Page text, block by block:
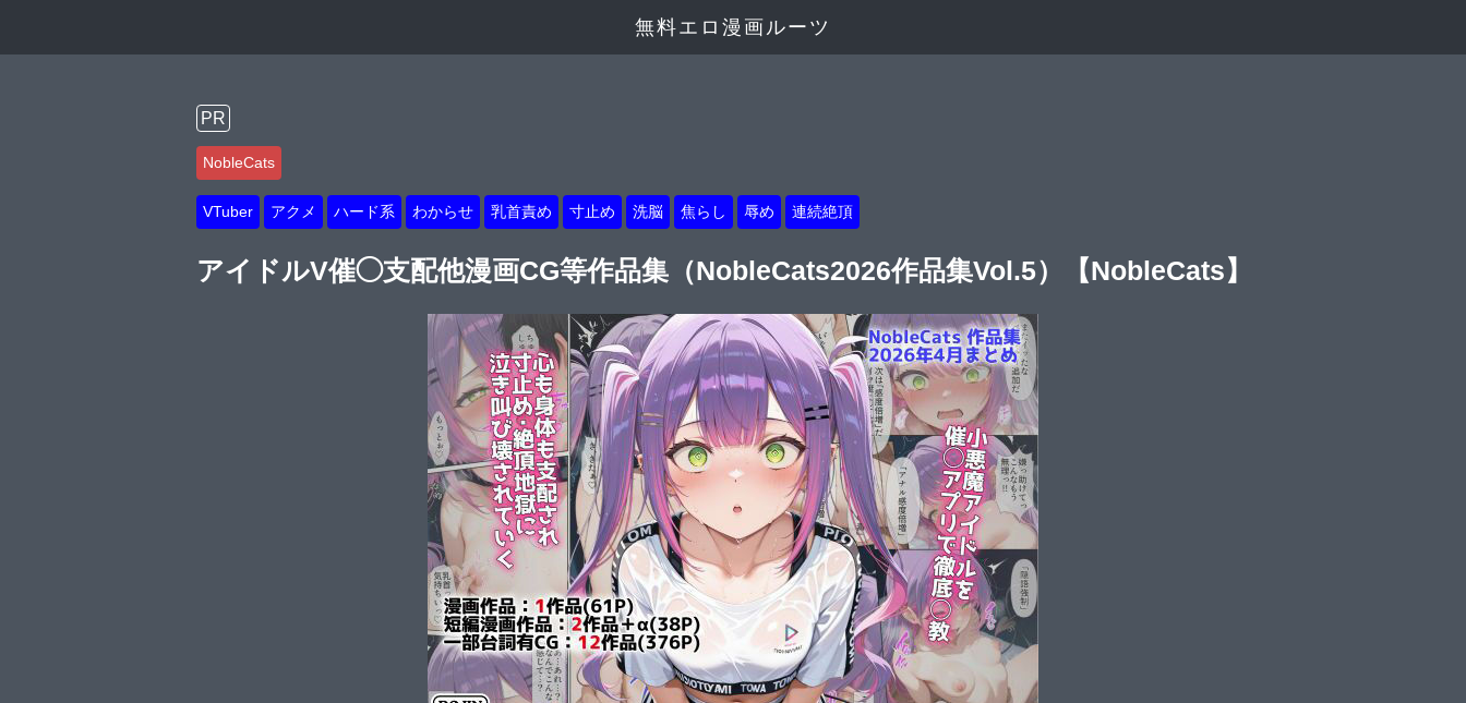
無料エロ漫画ルーツ
PR
NobleCats
VTuber アクメ ハード系 わからせ 乳首責め 寸止め 洗脳 焦らし 辱め 連続絶頂
アイドルV催◯支配他漫画CG等作品集（NobleCats2026作品集Vol.5）【NobleCats】